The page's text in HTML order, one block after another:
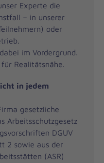
Experte die
– in unserer
oder
im Vordergrund.
Realitätsnähe.
in jedem
gesetzliche
Arbeitsschutzgesetz
DGUV
2 sowie aus der
(ASR)